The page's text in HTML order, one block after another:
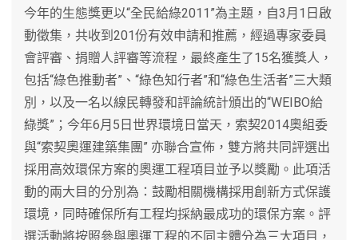
今年的生態獎更以“全民給綠2011”為主題，自3月1日啟
動徵集，共收到201份有效申請和推薦，經過專家委員
會評審、捐贈人評審等流程，最終產生了15名獲獎人，
包括“綠色推動者”、“綠色知行者”和“綠色生活者”三大類
別，以及一名以線民轉發和評論統計頒出的“WEIBO給
綠獎”；今年6月5日世界環境日當天，索契2014奧組委
與“索契奧運建築集團” 亦聯合宣佈，雙方將共同評選出
採用高效環保方案的奧運工程項目並予以獎勵。此項活
動的兩大目的分別為：鼓勵相關機構採用創新方式保護
環境，同時確保所有工程均採納最成功的環保方案。評
選活動將按照參與奧運工程的不同主體分為三大項目，